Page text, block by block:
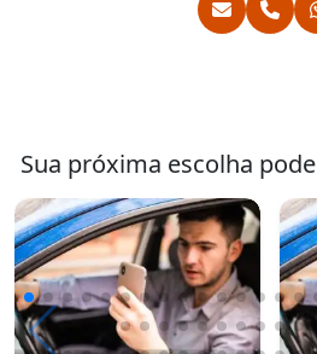
Sua próxima escolha